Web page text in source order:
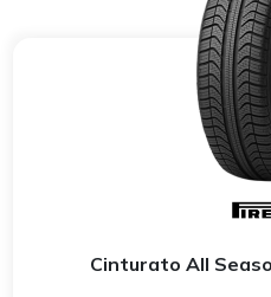
Cinturato All